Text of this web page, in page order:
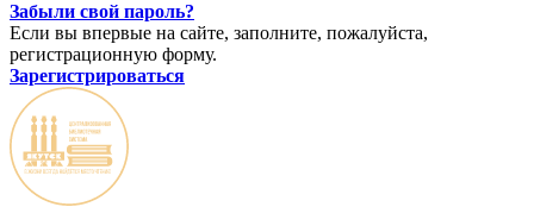
Забыли свой пароль?
Если вы впервые на сайте, заполните, пожалуйста,
регистрационную форму.
Зарегистрироваться